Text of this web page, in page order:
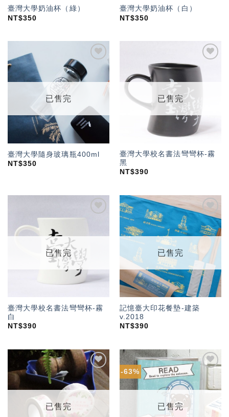
臺灣大學奶油杯（綠）
NT$350
臺灣大學奶油杯（白）
NT$350
望輕
已售完
臺灣大學隨身玻璃瓶400ml
NT$350
已售完
臺灣大學校名書法彎彎杯-霧
黑
NT$390
望輕
已售完
臺灣大學校名書法彎彎杯-霧
白
NT$390
加入
「願
望輕
已售完
記憶臺大印花餐墊-建築
v.2018
NT$390
加入
「願
望輕
單」
已售完
-63%
望輕
已售完